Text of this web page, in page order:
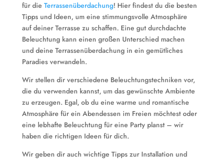
für die Terrassenüberdachung! Hier findest du die besten
Tipps und Ideen, um eine stimmungsvolle Atmosphäre
auf deiner Terrasse zu schaffen. Eine gut durchdachte
Beleuchtung kann einen großen Unterschied machen
und deine Terrassenüberdachung in ein gemütliches
Paradies verwandeln.
Wir stellen dir verschiedene Beleuchtungstechniken vor,
die du verwenden kannst, um das gewünschte Ambiente
zu erzeugen. Egal, ob du eine warme und romantische
Atmosphäre für ein Abendessen im Freien möchtest oder
eine lebhafte Beleuchtung für eine Party planst – wir
haben die richtigen Ideen für dich.
Wir geben dir auch wichtige Tipps zur Installation und